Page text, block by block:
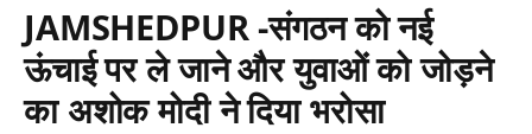
JAMSHEDPUR -संगठन को नई
ऊंचाई पर ले जाने और युवाओं को जोड़ने
का अशोक मोदी ने दिया भरोसा